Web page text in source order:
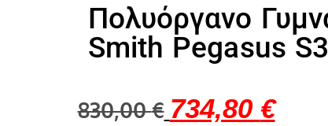
Πολυόργανο
Smith Pegasus
830,00€ 734,80 €